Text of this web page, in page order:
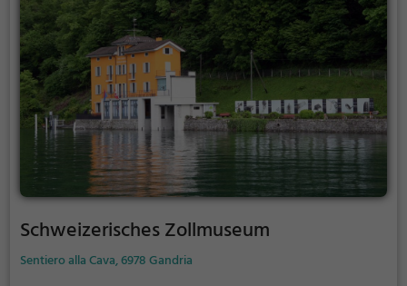
sehr begrenzten Erfolg.
Schweizerisches Zollmuseum
Sentiero alla Cava, 6978 Gandria